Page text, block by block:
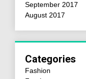
September 2017
August 2017
Categories
Fashion